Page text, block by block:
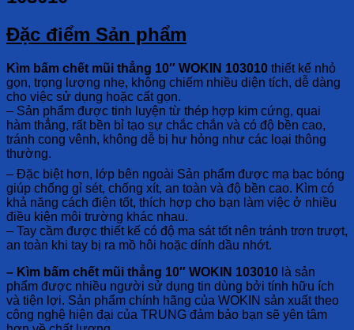
Đặc điểm Sản phẩm
Kìm bấm chết mũi thẳng 10″ WOKIN 103010 thiết kế nhỏ
gọn, trọng lượng nhẹ, không chiếm nhiều diện tích, dễ dàng
cho việc sử dụng hoặc cất gọn.
– Sản phẩm được tinh luyện từ thép hợp kim cứng, quai
hàm thẳng, rất bền bỉ tạo sự chắc chắn và có độ bền cao,
tránh cong vênh, không dễ bị hư hỏng như các loại thông
thường.
– Đặc biệt hơn, lớp bên ngoài Sản phẩm được mạ bạc bóng
giúp chống gỉ sét, chống xít, an toàn và độ bền cao. Kìm có
khả năng cách điện tốt, thích hợp cho bạn làm việc ở nhiều
điều kiện môi trường khác nhau.
– Tay cầm được thiết kế có độ ma sát tốt nên tránh trơn trượt,
an toàn khi tay bị ra mồ hôi hoặc dính dầu nhớt.
– Kìm bấm chết mũi thẳng 10″ WOKIN 103010 là sản
phẩm được nhiều người sử dụng tin dùng bởi tính hữu ích
và tiện lợi. Sản phẩm chính hãng của WOKIN sản xuất theo
công nghệ hiện đại của TRUNG đảm bảo bạn sẽ yên tâm